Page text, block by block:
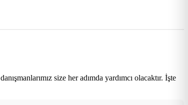
danışmanlarımız size her adımda yardımcı olacaktır. İşte